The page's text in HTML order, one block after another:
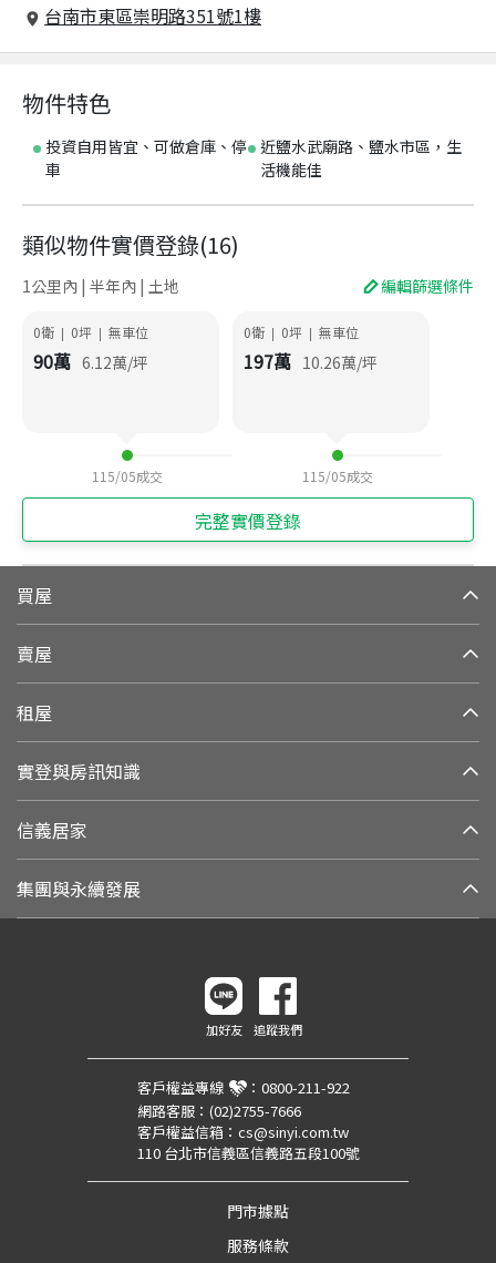
台南市東區崇明路351號1樓
物件特色
投資自用皆宜、可做倉庫、停
車
近鹽水武廟路、鹽水市區，生
活機能佳
類似物件實價登錄(16)
1公里內 | 半年內 | 土地 編輯篩選條件
0衛 | 0坪 | 無車位
90萬 6.12萬/坪
115/05成交
0衛 | 0坪 | 無車位
197萬 10.26萬/坪
115/05成交
完整實價登錄
買屋
賣屋
租屋
實登與房訊知識
信義居家
集團與永續發展
加好友 追蹤我們
客戶權益專線 ： 0800-211-922
網路客服： (02)2755-7666
客戶權益信箱： cs@sinyi.com.tw
110 台北市信義區信義路五段100號
門市據點
服務條款